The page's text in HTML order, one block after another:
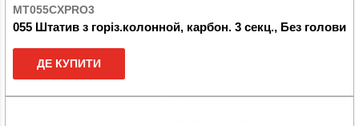
MT055CXPRO3
055 Штатив з горіз.колонной, карбон. 3 секц., Без голови
ДЕ КУПИТИ